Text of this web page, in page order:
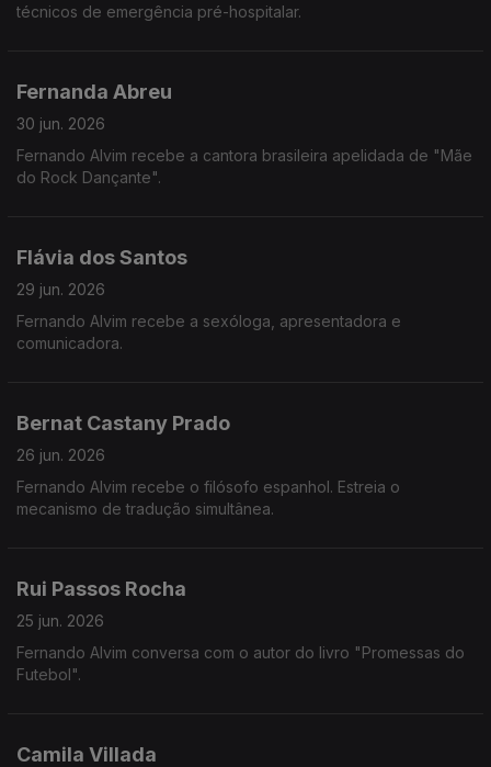
técnicos de emergência pré-hospitalar.
Fernanda Abreu
30 jun. 2026
Fernando Alvim recebe a cantora brasileira apelidada de "Mãe
do Rock Dançante".
Flávia dos Santos
29 jun. 2026
Fernando Alvim recebe a sexóloga, apresentadora e
comunicadora.
Bernat Castany Prado
26 jun. 2026
Fernando Alvim recebe o filósofo espanhol. Estreia o
mecanismo de tradução simultânea.
Rui Passos Rocha
25 jun. 2026
Fernando Alvim conversa com o autor do livro "Promessas do
Futebol".
Camila Villada